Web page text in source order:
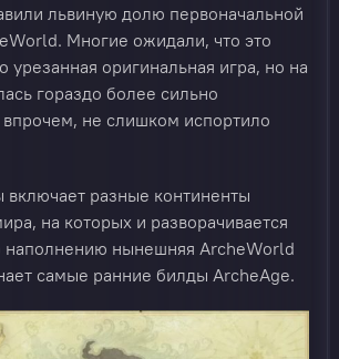
львиную долю первоначальной
Многие ожидали, что это
урезанная оригинальная игра, но на
гораздо более сильно
впрочем, не слишком испортило
включает разные континенты
на которых и разворачивается
наполнению нынешняя ArcheWorld
самые ранние билды ArcheAge.